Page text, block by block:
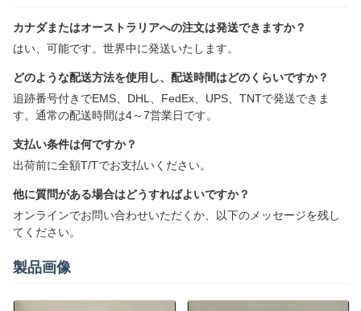
カナダまたはオーストラリアへの注文は発送できますか？
はい、可能です。世界中に発送いたします。
どのような配送方法を使用し、配送時間はどのくらいですか？
追跡番号付きでEMS、DHL、FedEx、UPS、TNTで発送できま
す。通常の配送時間は4～7営業日です。
支払い条件は何ですか？
出荷前に全額T/Tでお支払いください。
他に質問がある場合はどうすればよいですか？
オンラインでお問い合わせいただくか、以下のメッセージを残し
てください。
製品画像